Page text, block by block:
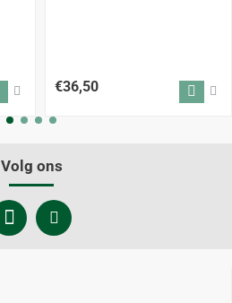
€36,50
Volg ons